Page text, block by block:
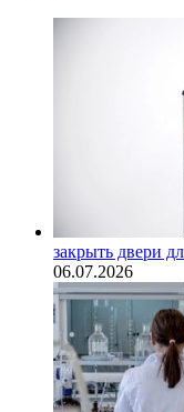
закрыть двери
06.07.2026